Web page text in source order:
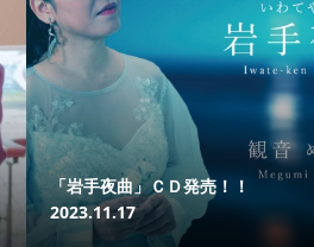
「岩手夜曲」ＣＤ発売！！
2023.11.17